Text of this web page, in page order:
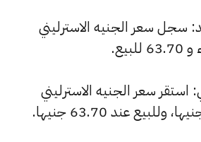
سجل سعر الجنيه الاسترليني
سعر الجنيه الاسترليني